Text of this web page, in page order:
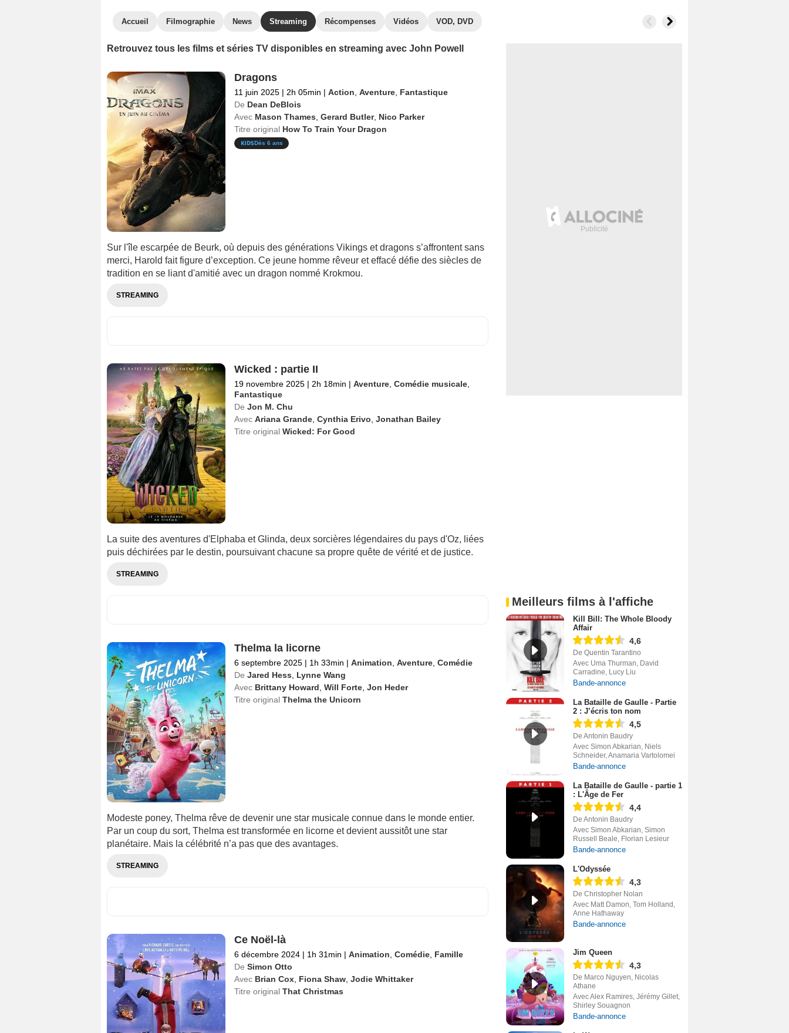
Accueil Filmographie News Streaming Récompenses Vidéos VOD, DVD
Retrouvez tous les films et séries TV disponibles en streaming avec John Powell
Dragons
11 juin 2025 | 2h 05min | Action Aventure, Fantastique
De Dean DeBlois
Avec Mason Thames Gerard Butler, Nico Parker
Titre original How To Train Your Dragon
Dès 6 ans
Sur l'île escarpée de Beurk, où depuis des générations Vikings et dragons s’affrontent sans
merci, Harold fait figure d’exception. Ce jeune homme rêveur et effacé défie des siècles de
tradition en se liant d'amitié avec un dragon nommé Krokmou.
STREAMING
Wicked : partie II
19 novembre 2025 | 2h 18min | Aventure, Comédie musicale,
Fantastique
De Jon M. Chu
Avec Ariana Grande, Cynthia Erivo Jonathan Bailey
Titre original Wicked: For Good
La suite des aventures d'Elphaba et Glinda, deux sorcières légendaires du pays d'Oz, liées
puis déchirées par le destin, poursuivant chacune sa propre quête de vérité et de justice.
STREAMING
Thelma la licorne
6 septembre 2025 | 1h 33min | Animation Aventure, Comédie
De Jared Hess
Lynne Wang
Avec Brittany Howard Will Forte, Jon Heder
Titre original Thelma the Unicorn
Modeste poney, Thelma rêve de devenir une star musicale connue dans le monde entier.
Par un coup du sort, Thelma est transformée en licorne et devient aussitôt une star
planétaire. Mais la célébrité n’a pas que des avantages.
STREAMING
Ce Noël-là
6 décembre 2024 | 1h 31min | Animation Comédie, Famille
De Simon Otto
Avec Brian Cox, Fiona Shaw, Jodie Whittaker
Titre original That Christmas
Meilleurs films à l'affiche
Kill Bill: The Whole Bloody
Affair
4,6
De Quentin Tarantino
Avec Uma Thurman, David
Carradine, Lucy Liu
Bande-annonce
La Bataille de Gaulle - Partie
2 : J’écris ton nom
4,5
De Antonin Baudry
Avec Simon Abkarian, Niels
Schneider, Anamaria Vartolomei
Bande-annonce
La Bataille de Gaulle - partie 1
: L'Âge de Fer
4,4
De Antonin Baudry
Avec Simon Abkarian, Simon
Russell Beale, Florian Lesieur
Bande-annonce
L'Odyssée
4,3
De Christopher Nolan
Avec Matt Damon, Tom Holland,
Anne Hathaway
Bande-annonce
Jim Queen
4,3
De Marco Nguyen, Nicolas
Athane
Avec Alex Ramires, Jérémy Gillet,
Shirley Souagnon
Bande-annonce